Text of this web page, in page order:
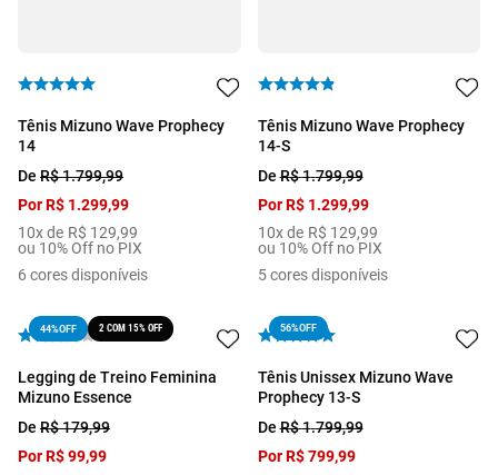
Tênis Mizuno Wave Prophecy
14
De R$1.799,99
Por R$ 1 .299,99
10x de R$ 129,99
ou 10% Off no PIX
6 cores disponíveis
Tênis Mizuno Wave Prophecy
14-S
DeR$1.799,99
Por R$ 1 .299,99
10x de R$ 129,99
ou 10% Off no PIX
5 cores disponíveis
44%OFF 2 COM 15% OFF
Legging de Treino Feminina
Mizuno Essence
De R$179,99
Por R$99,99
56%OFF
Tênis Unissex Mizuno Wave
Prophecy 13-S
DeR$1.799,99
Por R$ 799,99